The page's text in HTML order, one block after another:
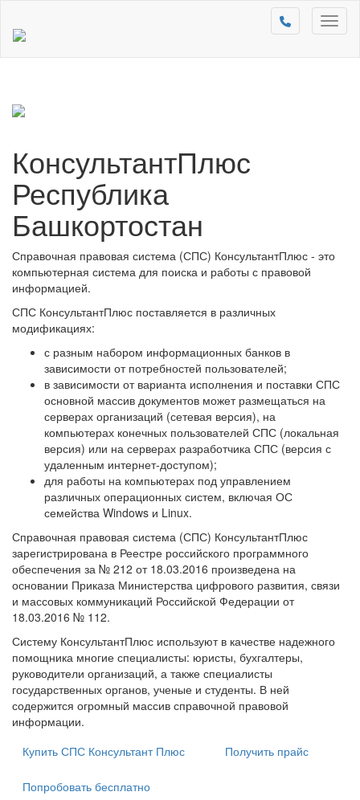
КонсультантПлюс
Республика
Башкортостан
Справочная правовая система (СПС) КонсультантПлюс - это
компьютерная система для поиска и работы с правовой
информацией.
СПС КонсультантПлюс поставляется в различных
модификациях:
с разным набором информационных банков в
зависимости от потребностей пользователей;
в зависимости от варианта исполнения и поставки СПС
основной массив документов может размещаться на
серверах организаций (сетевая версия), на
компьютерах конечных пользователей СПС (локальная
версия) или на серверах разработчика СПС (версия с
удаленным интернет-доступом);
для работы на компьютерах под управлением
различных операционных систем, включая ОС
семейства Windows и Linux.
Справочная правовая система (СПС) КонсультантПлюс
зарегистрирована в Реестре российского программного
обеспечения за № 212 от 18.03.2016 произведена на
основании Приказа Министерства цифрового развития, связи
и массовых коммуникаций Российской Федерации от
18.03.2016 № 112.
Систему КонсультантПлюс используют в качестве надежного
помощника многие специалисты: юристы, бухгалтеры,
руководители организаций, а также специалисты
государственных органов, ученые и студенты. В ней
содержится огромный массив справочной правовой
информации.
Купить СПС Консультант Плюс
Получить прайс
Попробовать бесплатно